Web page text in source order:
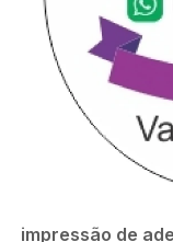
impressão de